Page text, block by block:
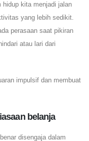
hidup kita menjadi jalan
yang lebih sedikit.
perasaan saat pikiran
atau lari dari
impulsif dan membuat
belanja
disengaja dalam